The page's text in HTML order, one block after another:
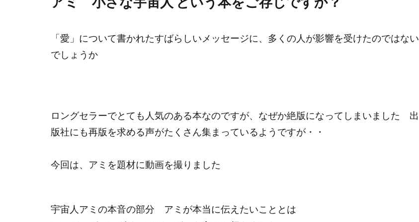
「愛」について書かれたすばらしいメッセージに、多くの人が影響を受けたのではない
でしょうか
ロングセラーでとても人気のある本なのですが、なぜか絶版になってしまいました 出
版社にも再版を求める声がたくさん集まっているようですが・・
今回は、アミを題材に動画を撮りました
宇宙人アミの本音の部分 アミが本当に伝えたいこととは